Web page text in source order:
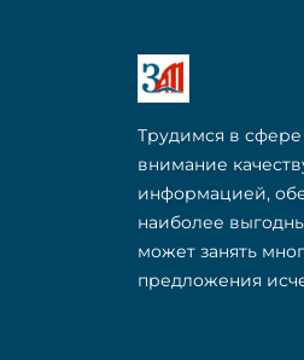
Трудимся в
внимание
информацией,
наиболее
может занять
предложения